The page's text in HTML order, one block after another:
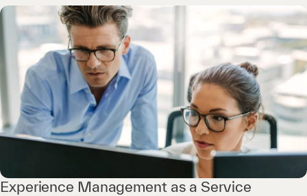
Experience Management as a Service